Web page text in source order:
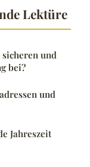
Lektüre
und
bei?
und
Jahreszeit